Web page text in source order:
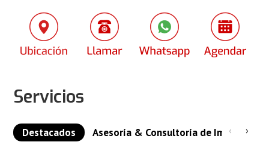
Servicios
Destacados Asesoría & Consultoría de Imagen
‹ ›